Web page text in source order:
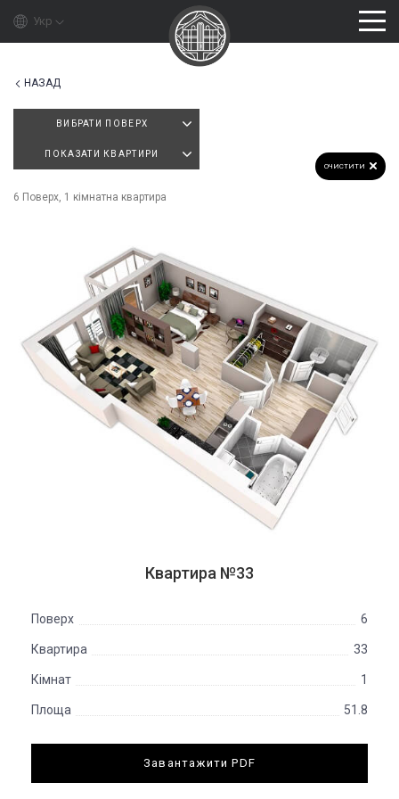
Укр
НАЗАД
ВИБРАТИ ПОВЕРХ
ПОКАЗАТИ КВАРТИРИ
ОЧИСТИТИ
6 Поверх, 1 кімнатна квартира
Квартира №33
Поверх 6
Квартира 33
Кімнат 1
Площа 51.8
Завантажити PDF